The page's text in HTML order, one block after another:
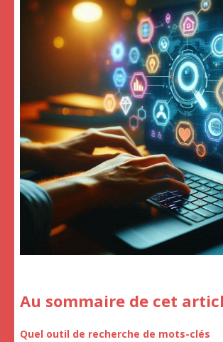
Au sommaire de cet
Quel outil de recherche de mots-clés